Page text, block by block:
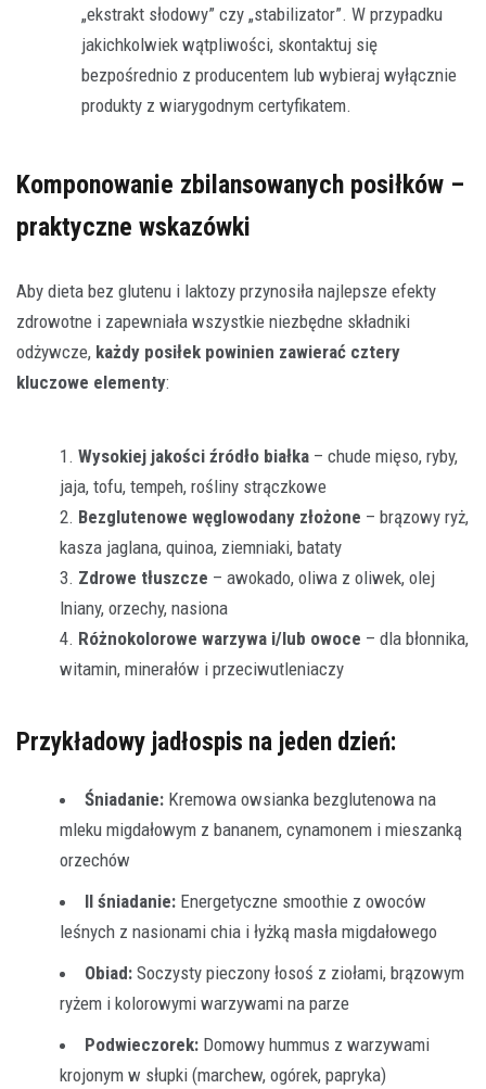
„ekstrakt słodowy” czy „stabilizator”. W przypadku
jakichkolwiek wątpliwości, skontaktuj się
bezpośrednio z producentem lub wybieraj wyłącznie
produkty z wiarygodnym certyfikatem.
Komponowanie zbilansowanych posiłków –
praktyczne wskazówki
Aby dieta bez glutenu i laktozy przynosiła najlepsze efekty
zdrowotne i zapewniała wszystkie niezbędne składniki
odżywcze, każdy posiłek powinien zawierać cztery
kluczowe elementy:
Wysokiej jakości źródło białka – chude mięso, ryby,
jaja, tofu, tempeh, rośliny strączkowe
Bezglutenowe węglowodany złożone – brązowy ryż,
kasza jaglana, quinoa, ziemniaki, bataty
Zdrowe tłuszcze – awokado, oliwa z oliwek, olej
lniany, orzechy, nasiona
Różnokolorowe warzywa i/lub owoce – dla błonnika,
witamin, minerałów i przeciwutleniaczy
Przykładowy jadłospis na jeden dzień:
Śniadanie: Kremowa owsianka bezglutenowa na
mleku migdałowym z bananem, cynamonem i mieszanką
orzechów
II śniadanie: Energetyczne smoothie z owoców
leśnych z nasionami chia i łyżką masła migdałowego
Obiad: Soczysty pieczony łosoś z ziołami, brązowym
ryżem i kolorowymi warzywami na parze
Podwieczorek: Domowy hummus z warzywami
krojonym w słupki (marchew, ogórek, papryka)